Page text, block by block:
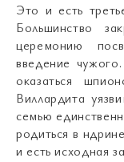
Это и есть
Большинство
церемонию
введение
оказаться
Виллардита
семью
родиться в
и есть исходная